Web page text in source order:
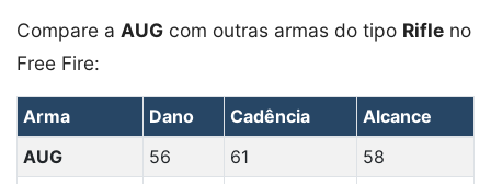
Compare a AUG com outras armas do tipo Rifle no
Free Fire:
Arma Dano Cadência
Alcance
AUG
56 61
58